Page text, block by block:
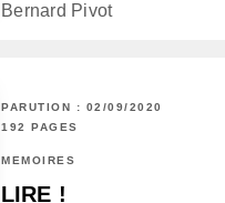
Bernard Pivot
PARUTION : 02/09/2020
192 PAGES
MÉMOIRES
LIRE !